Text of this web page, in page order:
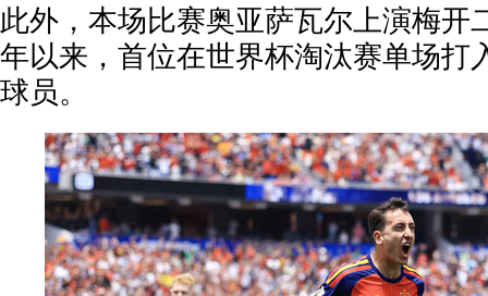
此外，本场比赛奥亚萨瓦尔上演梅开
年以来，首位在世界杯淘汰赛单场打
球员。